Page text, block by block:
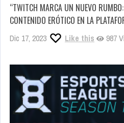
“TWITCH MARCA UN NUEVO
CONTENIDO ERÓTICO EN LA
Dic 17, 2023 Like this 987